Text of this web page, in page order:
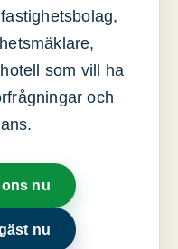
som vill ha
och
nu
nu